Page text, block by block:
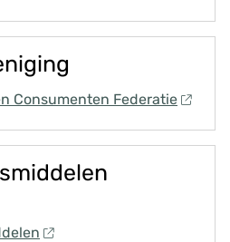
Consumenten Federatie